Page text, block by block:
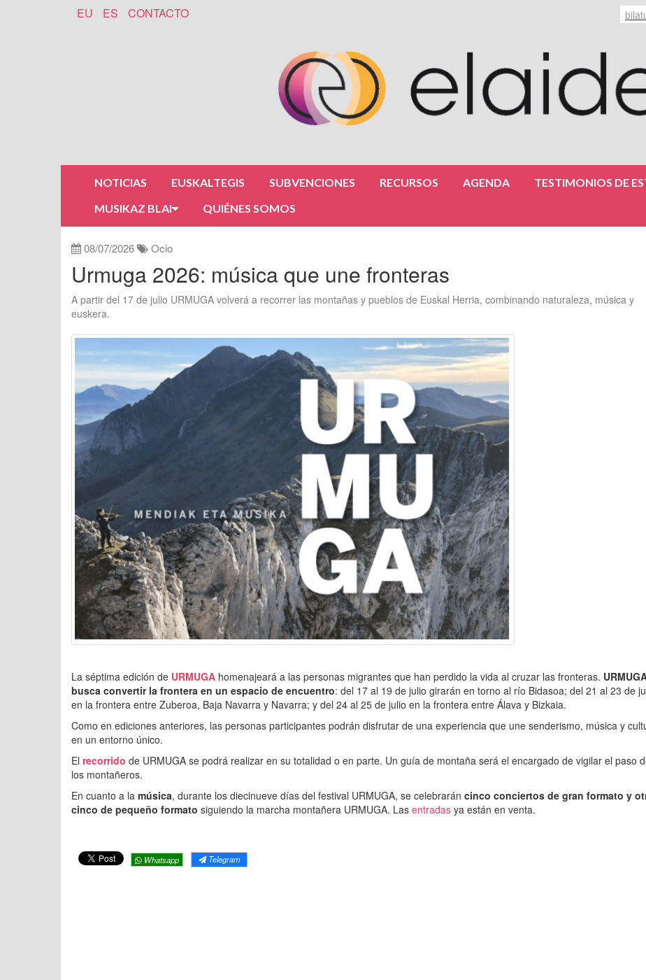
EU ES CONTACTO
NOTICIAS EUSKALTEGIS SUBVENCIONES RECURSOS AGENDA
TESTIMONIOS DE
MUSIKAZ BLAI
QUIÉNES SOMOS
08/07/2026 Ocio
Urmuga 2026: música que une fronteras
A partir del 17 de julio URMUGA volverá a recorrer las montañas y pueblos de Euskal Herria, combinando naturaleza, música y
euskera.
La séptima edición de URMUGA homenajeará a las personas migrantes que han perdido la vida al cruzar las fronteras.
busca convertir la frontera en un espacio de encuentro: del 17 al 19 de julio girarán en torno al río Bidasoa; del 21 al 23 de
en la frontera entre Zuberoa, Baja Navarra y Navarra; y del 24 al 25 de julio en la frontera entre Álava y Bizkaia.
Como en ediciones anteriores, las personas participantes podrán disfrutar de una experiencia que une senderismo, música y
en un entorno único.
El recorrido de URMUGA se podrá realizar en su totalidad o en parte. Un guía de montaña será el encargado de vigilar el paso
los montañeros.
En cuanto a la música, durante los diecinueve días del festival URMUGA, se celebrarán cinco conciertos de gran formato y
cinco de pequeño formato siguiendo la marcha montañera URMUGA. Las entradas ya están en venta.
Whatsapp Telegram